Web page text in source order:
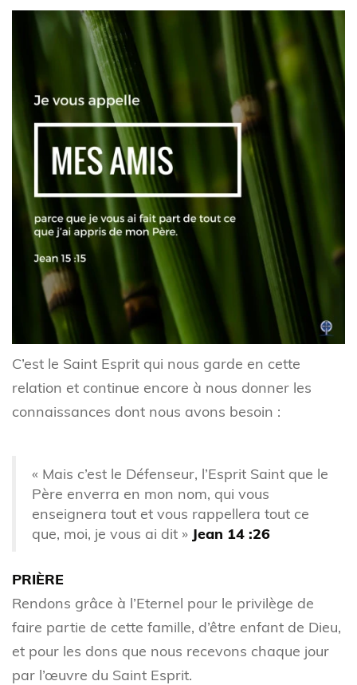
C’est le Saint Esprit qui nous garde en cette
relation et continue encore à nous donner les
connaissances dont nous avons besoin :
« Mais c’est le Défenseur, l’Esprit Saint que le
Père enverra en mon nom, qui vous
enseignera tout et vous rappellera tout ce
que, moi, je vous ai dit » Jean 14 :26
PRIÈRE
Rendons grâce à l’Eternel pour le privilège de
faire partie de cette famille, d’être enfant de Dieu,
et pour les dons que nous recevons chaque jour
par l’œuvre du Saint Esprit.